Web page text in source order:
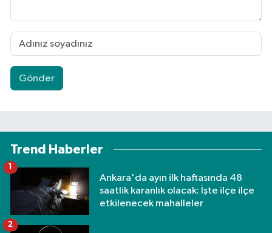
Gönder
Trend Haberler
Ankara'da ayın ilk haftasında 48
saatlik karanlık olacak: İşte ilçe ilçe
etkilenecek mahalleler
1
2